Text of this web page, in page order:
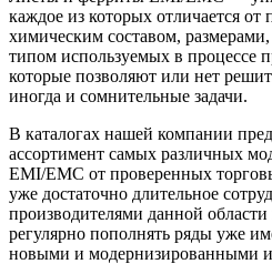
каждое из которых отличается
химическим составом,
типом используемых в процессе
которые позволяют или нет
иногда и сомнительные задачи.
В каталогах нашей компании
ассортимент самых различных
EMI/EMC от проверенных
уже достаточно длительное
производителями данной
регулярно пополнять ряды уже
новыми и модернизированными